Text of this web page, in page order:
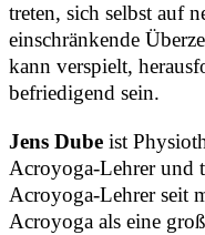
treten, sich selbst auf
einschränkende
kann verspielt,
befriedigend sein.
Jens Dube ist
Acroyoga-Lehrer und
Acroyoga-Lehrer seit
Acroyoga als eine